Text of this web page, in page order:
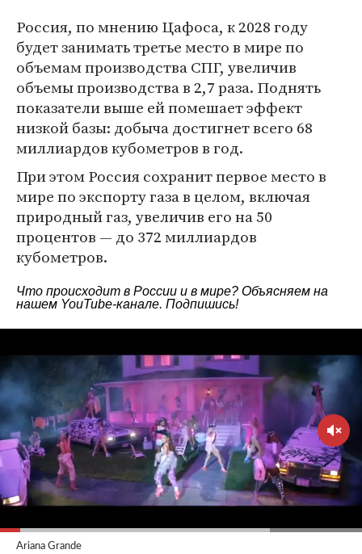
Россия, по мнению Цафоса, к 2028 году
будет занимать третье место в мире по
объемам производства СПГ, увеличив
объемы производства в 2,7 раза. Поднять
показатели выше ей помешает эффект
низкой базы: добыча достигнет всего 68
миллиардов кубометров в год.
При этом Россия сохранит первое место в
мире по экспорту газа в целом, включая
природный газ, увеличив его на 50
процентов — до 372 миллиардов
кубометров.
Что происходит в России и в мире? Объясняем на
нашем YouTube-канале. Подпишись!
Ariana Grande